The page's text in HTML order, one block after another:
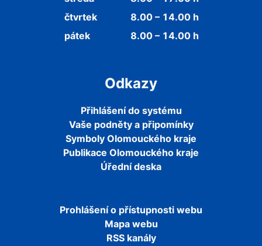
čtvrtek
8.00 – 14.00 h
pátek
8.00 – 14.00 h
Odkazy
Přihlášení do systému
Vaše podněty a připomínky
Symboly Olomouckého kraje
Publikace Olomouckého kraje
Úřední deska
Prohlášení o přístupnosti webu
Mapa webu
RSS kanály